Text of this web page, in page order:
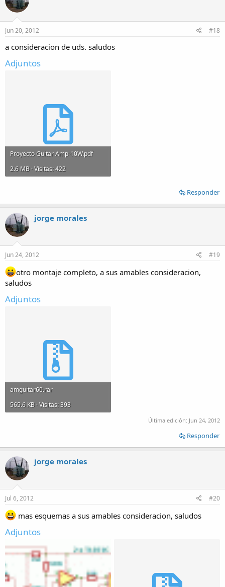
Jun 20, 2012 #18
a consideracion de uds. saludos
Adjuntos
Proyecto Guitar Amp-10W.pdf
2.6 MB · Visitas: 422
Responder
jorge morales
Jun 24, 2012 #19
otro montaje completo, a sus amables consideracion,
saludos
Adjuntos
amguitar60.rar
565.6 KB · Visitas: 393
Última edición: Jun 24, 2012
Responder
jorge morales
Jul 6, 2012 #20
mas esquemas a sus amables consideracion, saludos
Adjuntos